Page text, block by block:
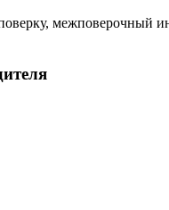
межповерочный